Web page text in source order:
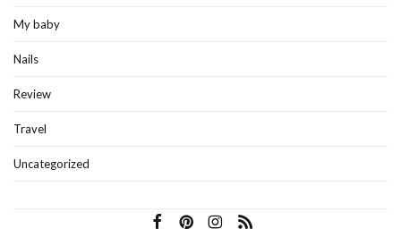
My baby
Nails
Review
Travel
Uncategorized